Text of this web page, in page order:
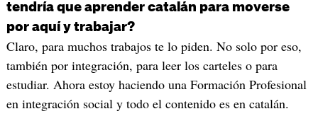
tendría que aprender catalán para moverse
por aquí y trabajar?
Claro, para muchos trabajos te lo piden. No solo por eso,
también por integración, para leer los carteles o para
estudiar. Ahora estoy haciendo una Formación Profesional
en integración social y todo el contenido es en catalán.